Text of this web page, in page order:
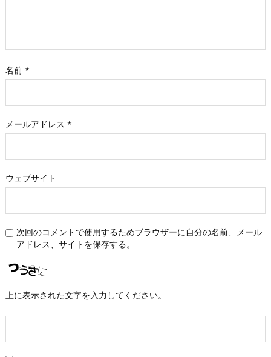
名前 *
メールアドレス *
ウェブサイト
次回のコメントで使用するためブラウザーに自分の名前、メール
アドレス、サイトを保存する。
上に表示された文字を入力してください。